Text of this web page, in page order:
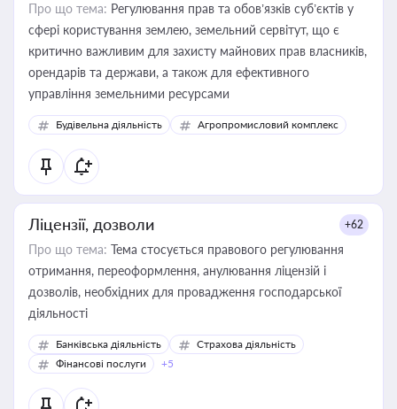
Про що тема: Регулювання прав та обов’язків суб’єктів у
сфері користування землею, земельний сервітут, що є
критично важливим для захисту майнових прав власників,
орендарів та держави, а також для ефективного
управління земельними ресурсами
Будівельна діяльність Агропромисловий комплекс
Ліцензії, дозволи +62
Про що тема: Тема стосується правового регулювання
отримання, переоформлення, анулювання ліцензій і
дозволів, необхідних для провадження господарської
діяльності
Банківська діяльність
Страхова діяльність
Фінансові послуги
+5